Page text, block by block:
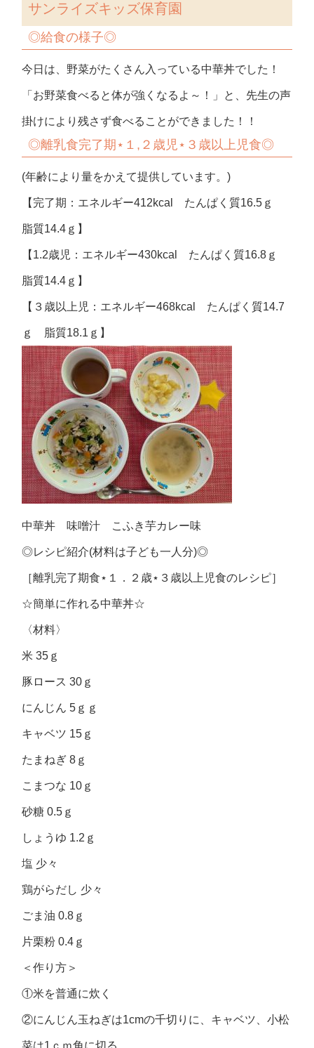
サンライズキッズ保育園
◎給食の様子◎
今日は、野菜がたくさん入っている中華丼でした！
「お野菜食べると体が強くなるよ～！」と、先生の声
掛けにより残さず食べることができました！！
◎離乳食完了期⋆１,２歳児⋆３歳以上児食◎
(年齢により量をかえて提供しています。)
【完了期：エネルギー412kcal たんぱく質16.5ｇ
脂質14.4ｇ】
【1.2歳児：エネルギー430kcal たんぱく質16.8ｇ
脂質14.4ｇ】
【３歳以上児：エネルギー468kcal たんぱく質14.7
ｇ 脂質18.1ｇ】
中華丼 味噌汁 こふき芋カレー味
◎レシピ紹介(材料は子ども一人分)◎
［離乳完了期食⋆１．２歳⋆３歳以上児食のレシピ］
☆簡単に作れる中華丼☆
〈材料〉
米 35ｇ
豚ロース 30ｇ
にんじん 5ｇｇ
キャベツ 15ｇ
たまねぎ 8ｇ
こまつな 10ｇ
砂糖 0.5ｇ
しょうゆ 1.2ｇ
塩 少々
鶏がらだし 少々
ごま油 0.8ｇ
片栗粉 0.4ｇ
＜作り方＞
①米を普通に炊く
②にんじん玉ねぎは1cmの千切りに、キャベツ、小松
菜は1ｃｍ角に切る。